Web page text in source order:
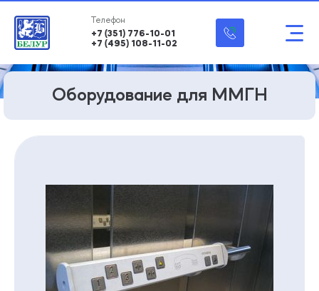
+7 (351) 776-10-01
+7 (495) 108-11-02
Оборудование для ММГН